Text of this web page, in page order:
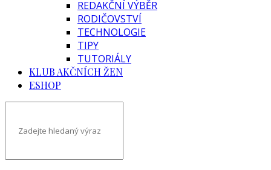
REDAKČNÍ VÝBĚR
RODIČOVSTVÍ
TECHNOLOGIE
TIPY
TUTORIÁLY
KLUB AKČNÍCH ŽEN
ESHOP